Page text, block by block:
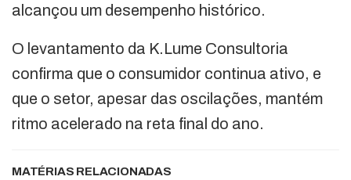
alcançou um desempenho histórico.
O levantamento da K.Lume Consultoria
confirma que o consumidor continua ativo, e
que o setor, apesar das oscilações, mantém
ritmo acelerado na reta final do ano.
MATÉRIAS RELACIONADAS